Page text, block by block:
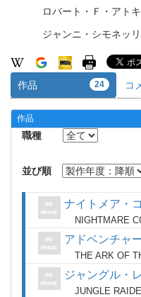
ロバート・Ｆ・アト
ジャンニ・シモネッリ
作品 24 コ
作品
職種
並び順
ナイトメア・
NIGHTMARE
アドベンチャ
THE ARK OF
ジャングル・
JUNGLE